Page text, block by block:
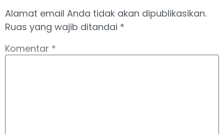
Alamat email Anda tidak akan dipublikasikan.
Ruas yang wajib ditandai *
Komentar *